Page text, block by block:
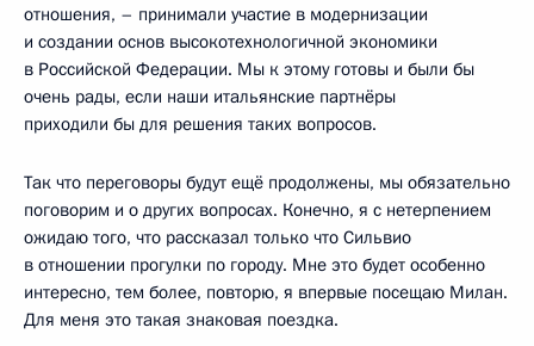
отношения, – принимали участие в модернизации
и создании основ высокотехнологичной экономики
в Российской Федерации. Мы к этому готовы и были бы
очень рады, если наши итальянские партнёры
приходили бы для решения таких вопросов.
Так что переговоры будут ещё продолжены, мы обязательно
поговорим и о других вопросах. Конечно, я с нетерпением
ожидаю того, что рассказал только что Сильвио
в отношении прогулки по городу. Мне это будет особенно
интересно, тем более, повторю, я впервые посещаю Милан.
Для меня это такая знаковая поездка.